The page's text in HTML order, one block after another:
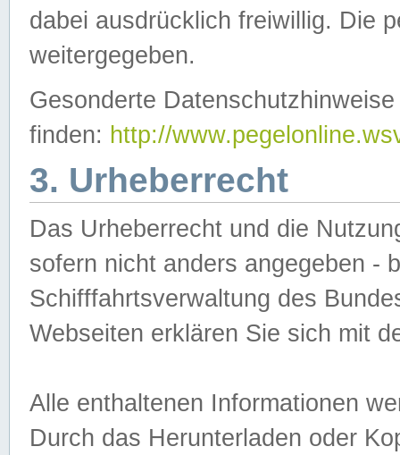
dabei ausdrücklich freiwillig. Die
weitergegeben.
Gesonderte
finden: http://
3. Urheberrecht
Das Urheberrecht und die
sofern nicht anders angegeben -
Schifffahrtsverwaltung des
Webseiten erklären Sie sich mit
Alle enthaltenen Informationen
Durch das Herunterladen oder